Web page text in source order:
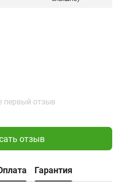
первый отзыв
отзыв
Гарантия